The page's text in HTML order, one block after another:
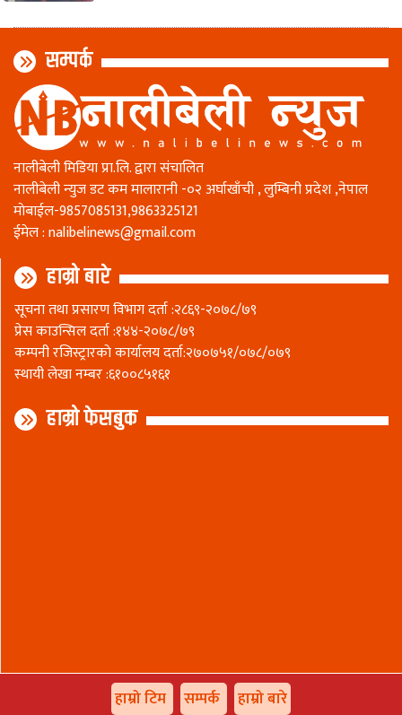
सम्पर्क
नालीबेली मिडिया प्रा.लि. द्वारा संचालित
नालीबेली न्युज डट कम मालारानी -०२ अर्घाखाँची , लुम्बिनी प्रदेश ,नेपाल
माेबाईल-9857085131,9863325121
ईमेल :nalibelinews@gmail.com
हाम्रो बारे
सूचना तथा प्रसारण विभाग दर्ता :२८६९-२०७८/७९
प्रेस काउन्सिल दर्ता :१४४-२०७८/७९
कम्पनी रजिस्ट्रारकाे कार्यालय दर्ता:२७०७५१/०७८/०७९
स्थायी लेखा नम्बर :६१००८५१६१
हाम्रो फेसबुक
हाम्रो टिम सम्पर्क हाम्रो बारे